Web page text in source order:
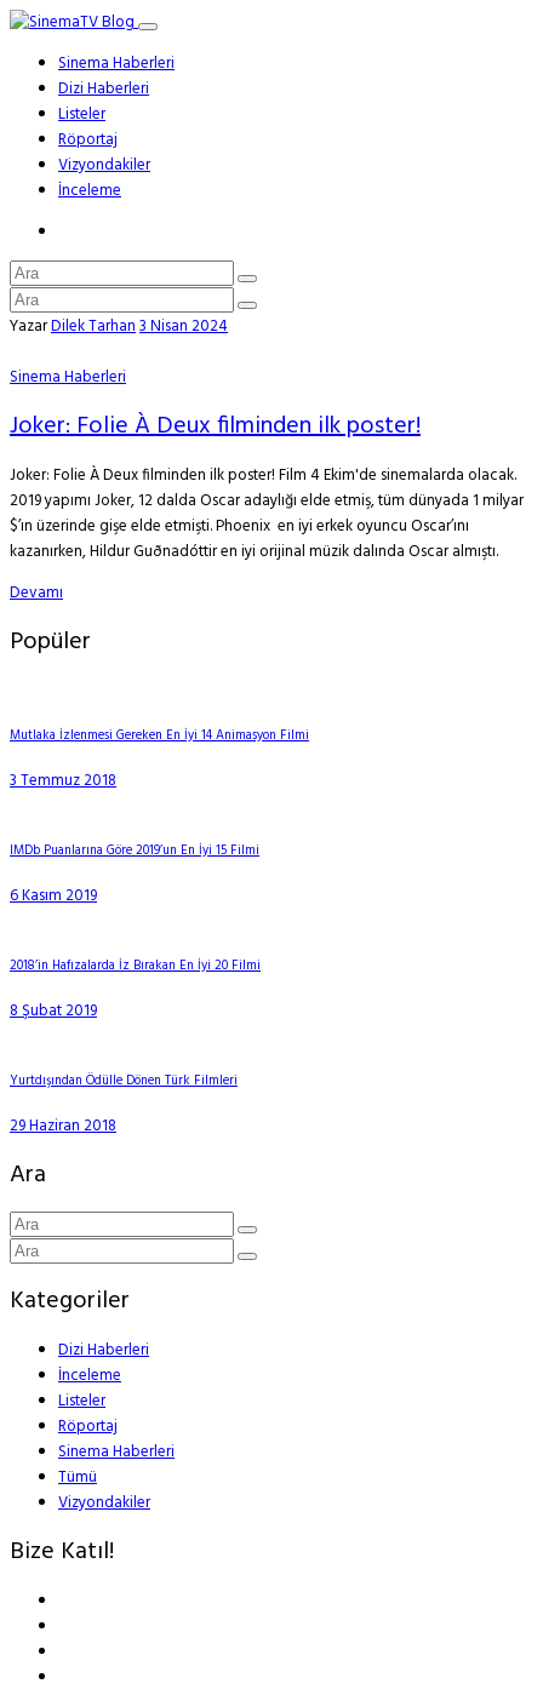
Sinema Haberleri
Dizi Haberleri
Listeler
Röportaj
Vizyondakiler
İnceleme
YazarDilek Tarhan3 Nisan 2024
Sinema Haberleri
Joker: Folie À Deux filminden ilk poster!
Joker: Folie À Deux filminden ilk poster! Film 4 Ekim'de sinemalarda olacak.
2019 yapımı Joker, 12 dalda Oscar adaylığı elde etmiş, tüm dünyada 1 milyar
$’ın üzerinde gişe elde etmişti. Phoenix en iyi erkek oyuncu Oscar’ını
kazanırken, Hildur Guðnadóttir en iyi orijinal müzik dalında Oscar almıştı.
Devamı
Popüler
Mutlaka İzlenmesi Gereken En İyi 14 Animasyon Filmi
3 Temmuz 2018
IMDb Puanlarına Göre 2019’un En İyi 15 Filmi
6 Kasım 2019
2018’in Hafızalarda İz Bırakan En İyi 20 Filmi
8 Şubat 2019
Yurtdışından Ödülle Dönen Türk Filmleri
29 Haziran 2018
Ara
Kategoriler
Dizi Haberleri
İnceleme
Listeler
Röportaj
Sinema Haberleri
Tümü
Vizyondakiler
Bize Katıl!